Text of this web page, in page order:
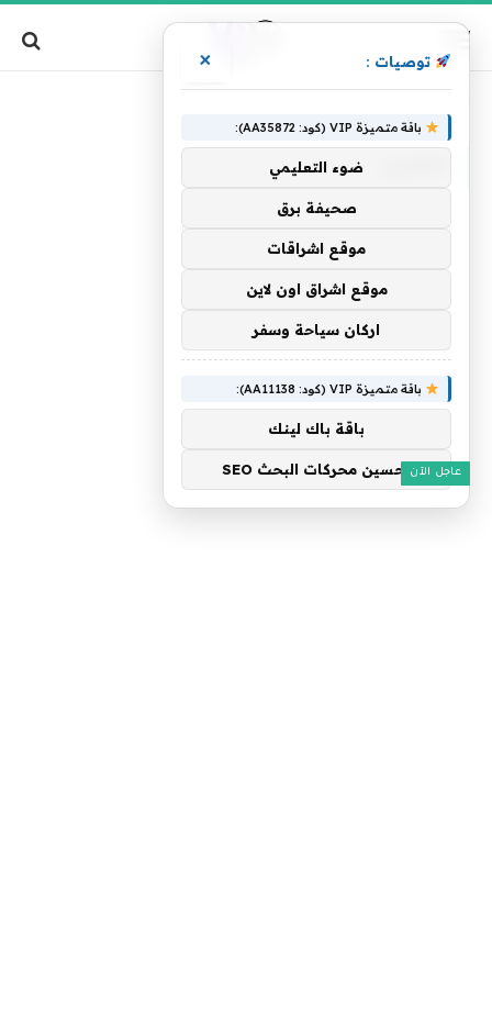
عاجل الآن
توصيات : ×
باقة متميزة VIP (كود: AA35872):
ضوء التعليمي
صحيفة برق
موقع اشراقات
موقع اشراق اون لاين
اركان سياحة وسفر
باقة متميزة VIP (كود: AA11138):
باقة باك لينك
تحسين محركات البحث SEO